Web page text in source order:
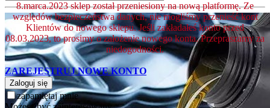
8.marca.2023 sklep został przeniesiony na nową platformę. Ze
względów bezpieczeństwa danych, nie mogliśmy przenieść kont
Klientów do nowego sklepu. Jeśli zakładałeś konto przed
08.03.2023, to prosimy o założenie nowego konta. Przepraszamy za
niedogodności.
ZAREJESTRUJ NOWE KONTO
Zaloguj się
zapamiętaj mnie